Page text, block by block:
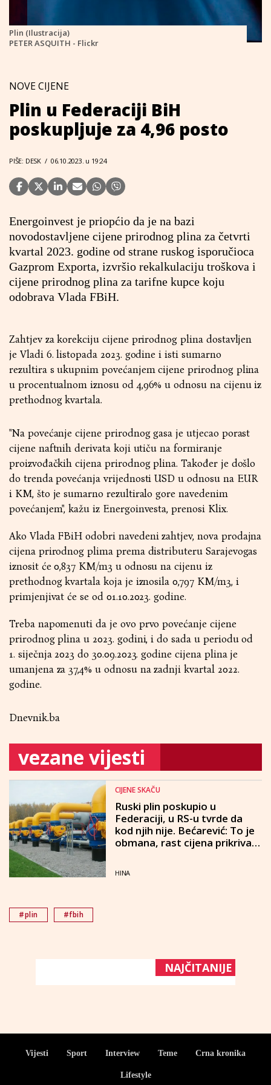
Plin (Ilustracija)
PETER ASQUITH - Flickr
NOVE CIJENE
Plin u Federaciji BiH
poskupljuje za 4,96 posto
PIŠE: DESK / 06.10.2023. u 19:24
Energoinvest je priopćio da je na bazi
novodostavljene cijene prirodnog plina za četvrti
kvartal 2023. godine od strane ruskog isporučioca
Gazprom Exporta, izvršio rekalkulaciju troškova i
cijene prirodnog plina za tarifne kupce koju
odobrava Vlada FBiH.
Zahtjev za korekciju cijene prirodnog plina dostavljen
je Vladi 6. listopada 2023. godine i isti sumarno
rezultira s ukupnim povećanjem cijene prirodnog plina
u procentualnom iznosu od 4,96% u odnosu na cijenu iz
prethodnog kvartala.
"Na povećanje cijene prirodnog gasa je utjecao porast
cijene naftnih derivata koji utiču na formiranje
proizvođačkih cijena prirodnog plina. Također je došlo
do trenda povećanja vrijednosti USD u odnosu na EUR
i KM, što je sumarno rezultiralo gore navedenim
povećanjem", kažu iz Energoinvesta, prenosi Klix.
Ako Vlada FBiH odobri navedeni zahtjev, nova prodajna
cijena prirodnog plima prema distributeru Sarajevogas
iznosit će 0,837 KM/m3 u odnosu na cijenu iz
prethodnog kvartala koja je iznosila 0,797 KM/m3, i
primjenjivat će se od 01.10.2023. godine.
Treba napomenuti da je ovo prvo povećanje cijene
prirodnog plina u 2023. godini, i do sada u periodu od
1. siječnja 2023 do 30.09.2023. godine cijena plina je
umanjena za 37,4% u odnosu na zadnji kvartal 2022.
godine.
Dnevnik.ba
vezane vijesti
CIJENE SKAČU
Ruski plin poskupio u
Federaciji, u RS-u tvrde da
kod njih nije. Bećarević: To je
obmana, rast cijena prikrivaju
HINA
#plin #fbih
NAJČITANIJE
Vijesti Sport Interview Teme Crna kronika
Lifestyle